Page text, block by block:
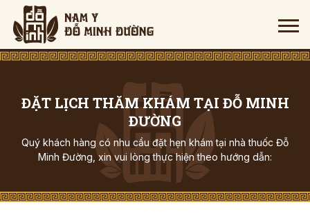
ĐẶT LỊCH THĂM KHÁM TẠI ĐỖ MINH
ĐƯỜNG
Quý khách hàng có nhu cầu đặt hẹn khám tại nhà thuốc Đỗ
Minh Đường, xin vui lòng thực hiện theo hướng dẫn: